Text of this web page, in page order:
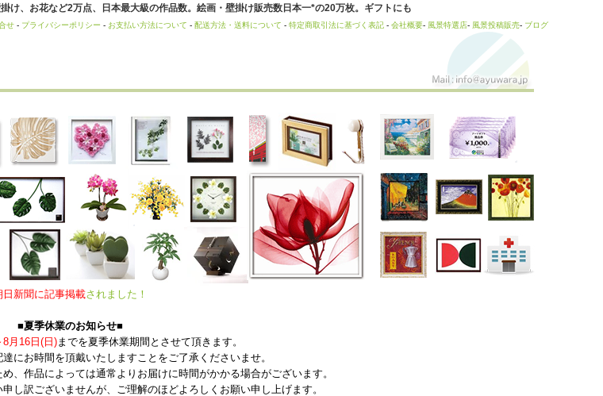
け、お花など2万点、日本最大級の作品数。絵画・壁掛け販売数日本一*の20万枚。ギフトにも
せ - プライバシーポリシー - お支払い方法について - 配送方法・送料について - 特定商取引法に基づく表記 - 会社概要- 風景特選店- 風景投稿販売- ブログ
日新聞に記事掲載されました！
■夏季休業のお知らせ■
月16日(日)までを夏季休業期間とさせて頂きます。
にお時間を頂戴いたしますことをご了承くださいませ。
、作品によっては通常よりお届けに時間がかかる場合がございます。
し訳ございませんが、ご理解のほどよろしくお願い申し上げます。